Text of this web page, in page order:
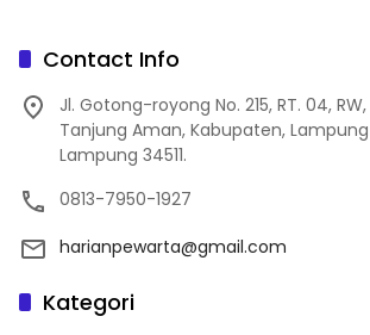
Contact Info
Jl. Gotong-royong No. 215, RT. 04,
Tanjung Aman, Kabupaten, Lampung
Lampung 34511.
0813-7950-1927
harianpewarta@gmail.com
Kategori